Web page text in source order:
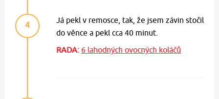
4
Já pekl v remosce, tak, že jsem závin stočil
do věnce a pekl cca 40 minut.
RADA: 6 lahodných ovocných koláčů